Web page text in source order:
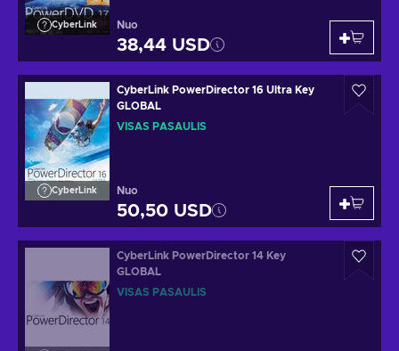
CyberLink Nuo
38,44 USD
CyberLink
CyberLink PowerDirector 16 Ultra Key
GLOBAL
VISAS PASAULIS
Nuo
50,50 USD
CyberLink PowerDirector 14 Key
GLOBAL
VISAS PASAULIS